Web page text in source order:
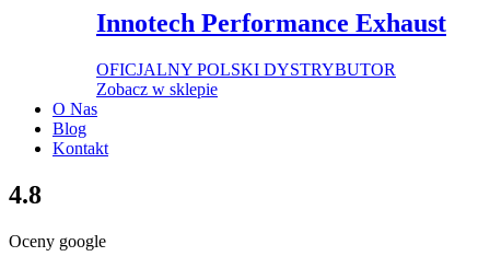
Innotech Performance Exhaust
OFICJALNY POLSKI DYSTRYBUTOR
Zobacz w sklepie
O Nas
Blog
Kontakt
4.8
Oceny google